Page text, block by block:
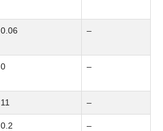
0.06 –
0 –
11 –
0.2 –